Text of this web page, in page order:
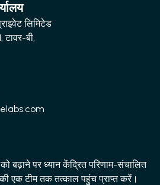
लिमिटेड
टावर-बी,
बढ़ाने पर ध्यान केंद्रित परिणाम-संचालित
एक टीम तक तत्काल पहुंच प्राप्त करें।